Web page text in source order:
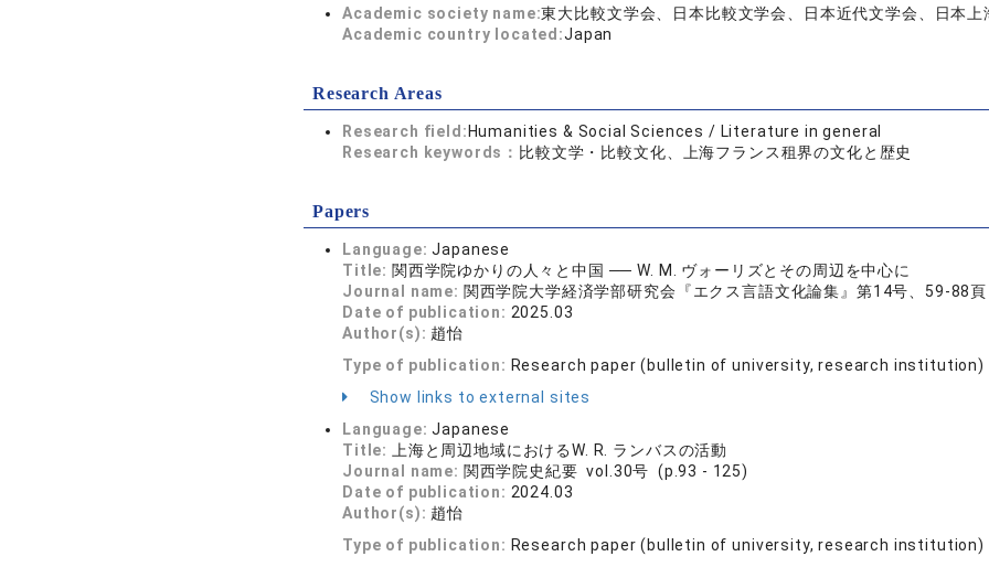
Academic society name:東大比較文学会、日本比較文学会、日本近代文学会、日本
Academic country located:Japan
Research Areas
Research field: Humanities & Social Sciences / Literature in general
Research keywords： 比較文学・比較文化、上海フランス租界の文化と歴史
Papers
Language:Japanese
Title: 関西学院ゆかりの人々と中国 ── W. M. ヴォーリズとその周辺を中心に
Journal name: 関西学院大学経済学部研究会『エクス言語文化論集』第14号、59-88頁
Date of publication: 2025.03
Author(s): 趙怡
Type of publication: Research paper (bulletin of university, research institution)
Show links to external sites
Language:Japanese
Title:
上海と周辺地域におけるW. R. ランバスの活動
Journal name: 関西学院史紀要 vol.30号 (p.93 - 125)
Date of publication: 2024.03
Author(s): 趙怡
Type of publication: Research paper (bulletin of university, research institution)